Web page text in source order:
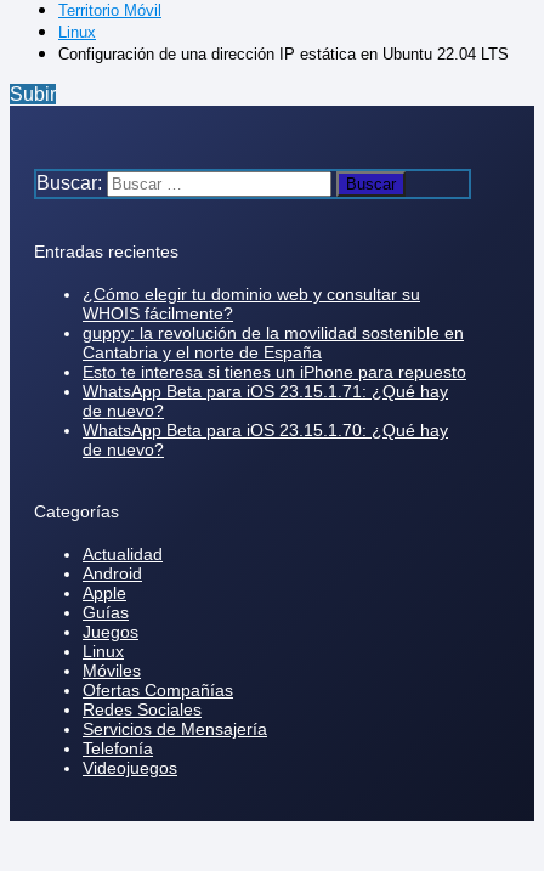
Territorio Móvil
Linux
Configuración de una dirección IP estática en Ubuntu 22.04 LTS
Subir
Buscar:
Entradas recientes
¿Cómo elegir tu dominio web y consultar su
WHOIS fácilmente?
guppy: la revolución de la movilidad sostenible en
Cantabria y el norte de España
Esto te interesa si tienes un iPhone para repuesto
WhatsApp Beta para iOS 23.15.1.71: ¿Qué hay
de nuevo?
WhatsApp Beta para iOS 23.15.1.70: ¿Qué hay
de nuevo?
Categorías
Actualidad
Android
Apple
Guías
Juegos
Linux
Móviles
Ofertas Compañías
Redes Sociales
Servicios de Mensajería
Telefonía
Videojuegos